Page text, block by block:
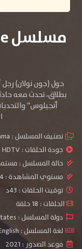
حول (جون نولان) رجل
بطلاق، تحدث معه
أنجيلوس”
تصنيف المسلسل :
جودة الحلقات :
حالة المسلسل :
مستوي المشاهدة :
توقيت الحلقات : 43د
الحلقات : 18 حلقة
دولة المسلسل : United States
لغة المسلسل : English
موعد الصدور : 2021